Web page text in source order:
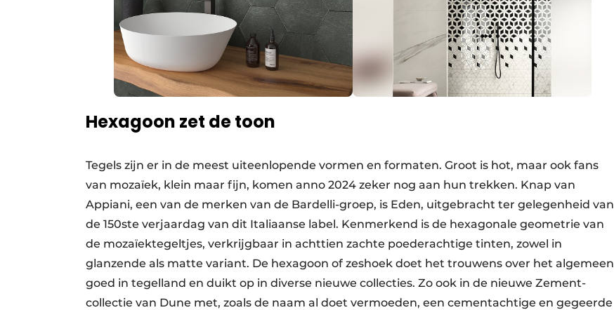
Hexagoon zet de toon
Tegels zijn er in de meest uiteenlopende vormen en formaten. Groot is hot, maar ook fans
van mozaïek, klein maar fijn, komen anno 2024 zeker nog aan hun trekken. Knap van
Appiani, een van de merken van de Bardelli-groep, is Eden, uitgebracht ter gelegenheid van
de 150ste verjaardag van dit Italiaanse label. Kenmerkend is de hexagonale geometrie van
de mozaïektegeltjes, verkrijgbaar in achttien zachte poederachtige tinten, zowel in
glanzende als matte variant. De hexagoon of zeshoek doet het trouwens over het algemeen
goed in tegelland en duikt op in diverse nieuwe collecties. Zo ook in de nieuwe Zement-
collectie van Dune met, zoals de naam al doet vermoeden, een cementachtige en gegeerde